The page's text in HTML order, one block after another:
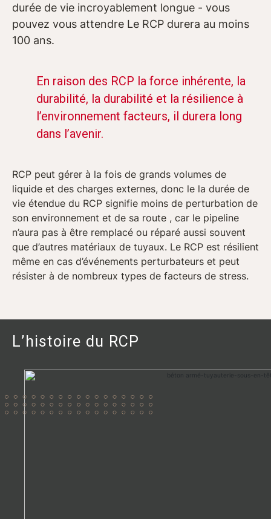
durée de vie incroyablement longue - vous
pouvez vous attendre Le RCP durera au moins
100 ans.
En raison des RCP la force inhérente, la
durabilité, la durabilité et la résilience à
l’environnement facteurs, il durera long
dans l’avenir.
RCP peut gérer à la fois de grands volumes de
liquide et des charges externes, donc le la durée de
vie étendue du RCP signifie moins de perturbation de
son environnement et de sa route , car le pipeline
n’aura pas à être remplacé ou réparé aussi souvent
que d’autres matériaux de tuyaux. Le RCP est résilient
même en cas d’événements perturbateurs et peut
résister à de nombreux types de facteurs de stress.
L’histoire du RCP